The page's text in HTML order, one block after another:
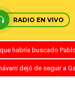
RADIO EN VIVO
habría buscado
dejó de seguir a